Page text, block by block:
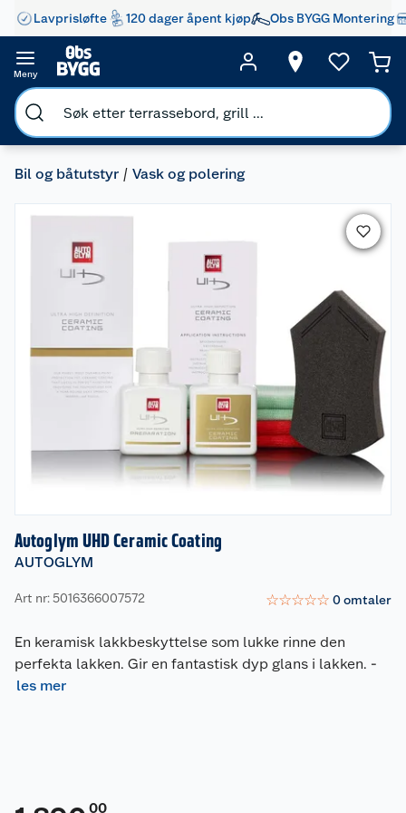
Lavprisløfte 120 dager åpent kjøp Obs BYGG Montering
Meny
Bil og båtutstyr Vask og polering
Autoglym UHD Ceramic Coating
AUTOGLYM
Art nr: 5016366007572 ☆☆☆☆☆ 0omtaler
En keramisk lakkbeskyttelse som lukke rinne den
perfekta lakken. Gir en fantastisk dyp glans i lakken. -
les mer
00